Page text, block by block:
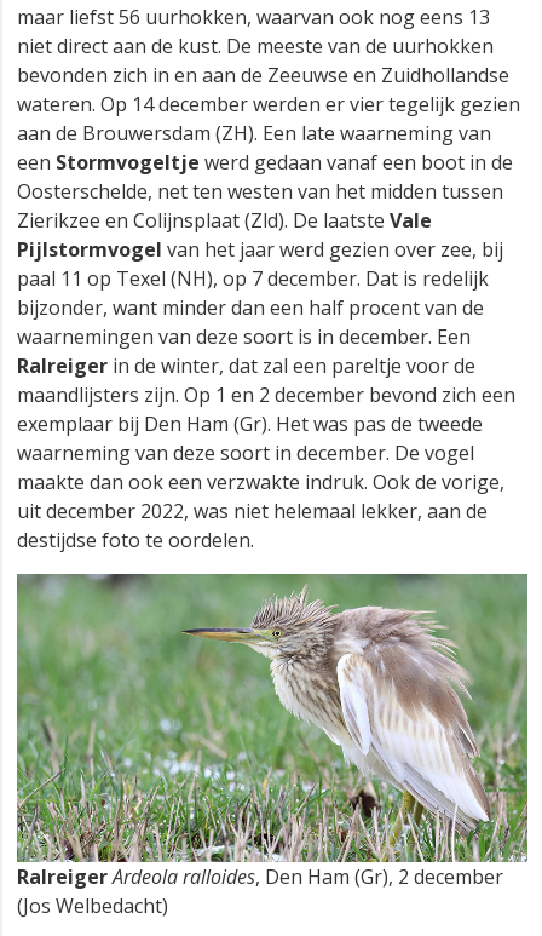
maar liefst 56 uurhokken, waarvan ook nog eens 13
niet direct aan de kust. De meeste van de uurhokken
bevonden zich in en aan de Zeeuwse en Zuidhollandse
wateren. Op 14 december werden er vier tegelijk gezien
aan de Brouwersdam (ZH). Een late waarneming van
een Stormvogeltje werd gedaan vanaf een boot in de
Oosterschelde, net ten westen van het midden tussen
Zierikzee en Colijnsplaat (Zld). De laatste Vale
Pijlstormvogel van het jaar werd gezien over zee, bij
paal 11 op Texel (NH), op 7 december. Dat is redelijk
bijzonder, want minder dan een half procent van de
waarnemingen van deze soort is in december. Een
Ralreiger in de winter, dat zal een pareltje voor de
maandlijsters zijn. Op 1 en 2 december bevond zich een
exemplaar bij Den Ham (Gr). Het was pas de tweede
waarneming van deze soort in december. De vogel
maakte dan ook een verzwakte indruk. Ook de vorige,
uit december 2022, was niet helemaal lekker, aan de
destijdse foto te oordelen.
RalreigerArdeola ralloides, Den Ham (Gr), 2 december
(Jos Welbedacht)